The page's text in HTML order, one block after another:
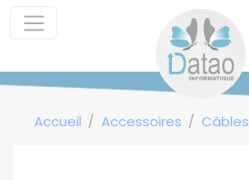
Accueil Accessoires Câbles
Panneau de gestion des cookies